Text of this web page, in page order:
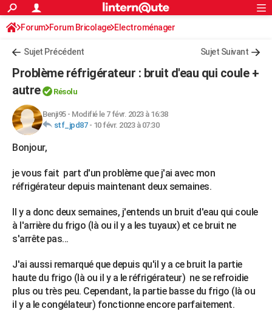
ACTUALITÉS
Politique
Société
Faits Divers
Education
Monde
Villes
+
Programme TV
Streaming
Cinéma
Sorties cinéma
Musique
FINANCE
Retraite
Impôts
Epargne
Immobilier
Risques naturels par ville
Banque
Assurance
Crédit
AUTO
Essais
Réserver un essai
Citadines
Berlines
SUV
Forum auto
HIGH-TECH
Forum
Aménagement intérieur
Extérieur
Cuisine
Salle de bains
Jardinage
Rangement
WEEK-END
Guides de France
Escapades
Patrimoine
Expositions
Musées
Week-end nature
+LIFESTYLE
Art de vivre
Bien-être
Loisirs
Mode
Modes de vie
SANTE
Alimentation
Guide de la santé
Maladies
Médicaments
Sommeil
VOYAGE
Voyage nature
Voyage de noces
PHOTO
GUIDES D'ACHAT
S'inscrire
Connexion
Forum Forum Bricolage Electroménager
Sujet Précédent Sujet Suivant
Problème réfrigérateur : bruit d'eau qui coule +
autre
Résolu
Benji95- Modifié le 7 févr. 2023 à 16:38
stf_jpd87- 10 févr. 2023 à 07:30
Bonjour,
je vous fait part d'un problème que j'ai avec mon
réfrigérateur depuis maintenant deux semaines.
Il y a donc deux semaines, j'entends un bruit d'eau qui coule
à l'arrière du frigo (là ou il y a les tuyaux) et ce bruit ne
s'arrête pas...
J'ai aussi remarqué que depuis qu'il y a ce bruit la partie
haute du frigo (là ou il y a le réfrigérateur) ne se refroidie
plus ou très peu. Cependant, la partie basse du frigo (là ou
il y a le congélateur) fonctionne encore parfaitement.